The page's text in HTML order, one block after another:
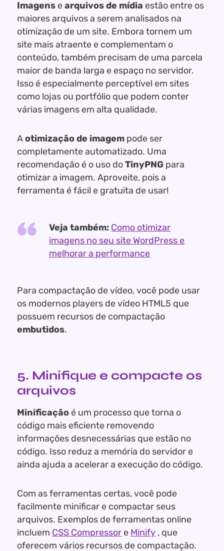
Imagens earquivos de mídia estão entre os
maiores arquivos a serem analisados na
otimização de um site. Embora tornem um
site mais atraente e complementam o
conteúdo, também precisam de uma parcela
maior de banda larga e espaço no servidor.
Isso é especialmente perceptível em sites
como lojas ou portfólio que podem conter
várias imagens em alta qualidade.
Aotimização de imagem pode ser
completamente automatizado. Uma
recomendação é o uso doTinyPNG para
otimizar a imagem. Aproveite, pois a
ferramenta é fácil e gratuita de usar!
Veja também: Como otimizar
imagens no seu site WordPress e
melhorar a performance
Para compactação de vídeo, você pode usar
os modernos players de vídeo HTML5 que
possuem recursos de compactação
embutidos.
5. Minifique e compacte os
arquivos
Minificação é um processo que torna o
código mais eficiente removendo
informações desnecessárias que estão no
código. Isso reduz a memória do servidor e
ainda ajuda a acelerar a execução do código.
Com as ferramentas certas, você pode
facilmente minificar e compactar seus
arquivos. Exemplos de ferramentas online
incluem CSS Compressor e Minify , que
oferecem vários recursos de compactação.